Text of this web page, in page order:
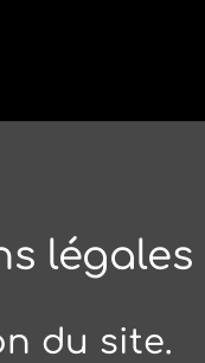
légales
du site.